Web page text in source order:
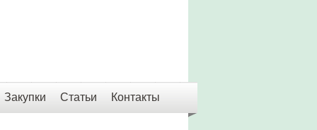
Закупки Статьи Контакты